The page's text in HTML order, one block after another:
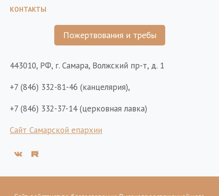
КОНТАКТЫ
Пожертвования и требы
443010, РФ, г. Самара, Волжский пр-т, д. 1
+7 (846) 332-81-46 (канцелярия),
+7 (846) 332-37-14 (церковная лавка)
Сайт Самарской епархии